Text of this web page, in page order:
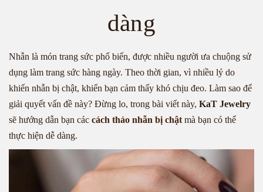
dàng
Nhẫn là món trang sức phổ biến, được nhiều người ưa chuộng sử
dụng làm trang sức hàng ngày. Theo thời gian, vì nhiều lý do
khiến nhẫn bị chật, khiến bạn cảm thấy khó chịu đeo. Làm sao để
giải quyết vấn đề này? Đừng lo, trong bài viết này, KaT Jewelry
sẽ hướng dẫn bạn các cách tháo nhẫn bị chật mà bạn có thể
thực hiện dễ dàng.